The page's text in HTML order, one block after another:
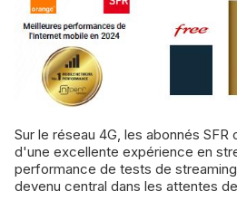
Sur le réseau 4G, les abonnés SFR ont bénéficié en 2024
d'une excellente expérience en
performance de tests de
devenu central dans les attentes